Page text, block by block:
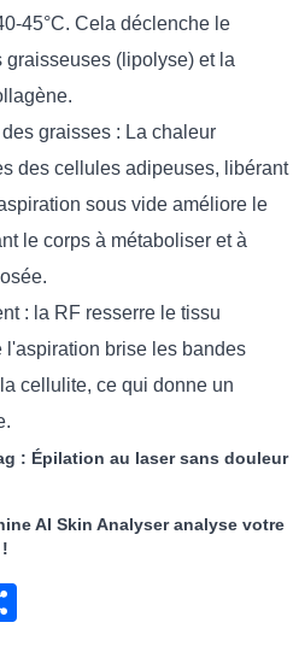
45°C. Cela déclenche le
(lipolyse) et la
graisses : La chaleur
des cellules adipeuses, libérant
sous vide améliore le
le corps à métaboliser et à
: la RF resserre le tissu
brise les bandes
cellulite, ce qui donne un
: Épilation au laser sans douleur
AI Skin Analyser analyse votre